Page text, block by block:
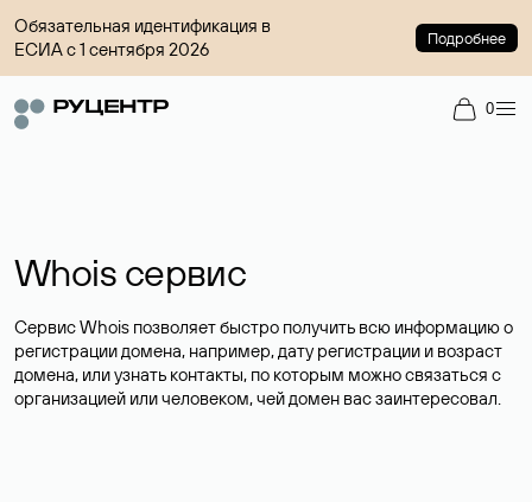
Обязательная идентификация в
ЕСИА с 1 сентября 2026
Подробнее
0
Whois сервис
Сервис Whois позволяет быстро получить всю информацию о
регистрации домена, например, дату регистрации и возраст
домена, или узнать контакты, по которым можно связаться с
организацией или человеком, чей домен вас заинтересовал.